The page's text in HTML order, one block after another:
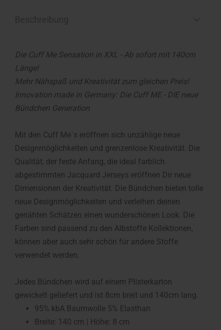
Die Cuff Me Sensation in XXL - Ab sofort mit 140cm
Länge!
Mehr Nähspaß und Kreativität zum gleichen Preis!
Innovation made in Germany: Die Cuff ME - DIE neue
Bündchen Generation
Mit den Cuff Me´s eröffnen sich unzählige neue
Designmöglichkeiten und grenzenlose Kreativität. Die
Qualität, der feste Anfang, die ideal farblich
abgestimmten Jacquard Jerseys eröffnen Dir neue
Dimensionen der Kreativität. Die Bündchen bieten tolle
neue Designmöglichkeiten und verleihen deinen
genähten Schätzen einen wunderschönen Look. Die
Farben sind passend zu den Albstoffe Kollektionen,
können aber auch sehr schön für andere Stoffe
verwendet werden.
Jedes Bündchen wird auf einem Plisterkarton
gewickelt geliefert und ist 8cm breit und 140cm lang.
95% kbA Baumwolle 5% Elasthan
Breite: 140 cm | Höhe: 8 cm